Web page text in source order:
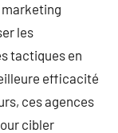
marketing
les
tactiques en
efficacité
ces agences
cibler